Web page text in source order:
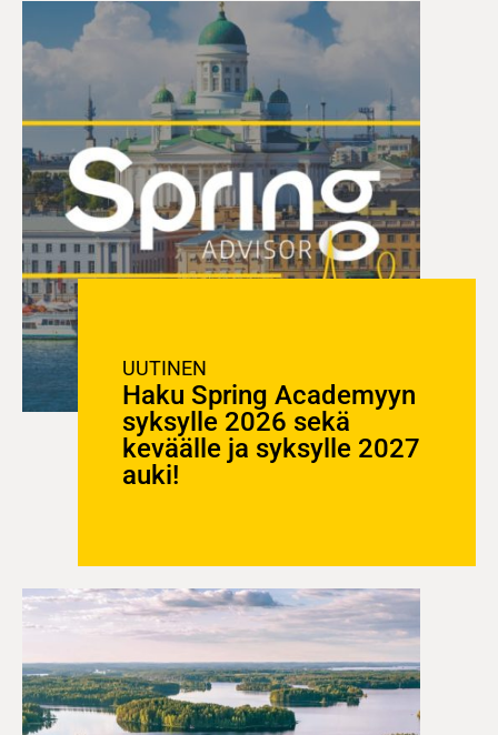
UUTINEN
Haku Spring Academyyn
syksylle 2026 sekä
keväälle ja syksylle 2027
auki!